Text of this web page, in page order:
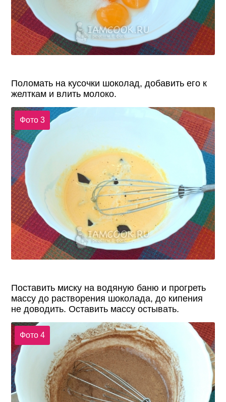
Поломать на кусочки шоколад, добавить его к
желткам и влить молоко.
Фото 3
Поставить миску на водяную баню и прогреть
массу до растворения шоколада, до кипения
не доводить. Оставить массу остывать.
Фото 4